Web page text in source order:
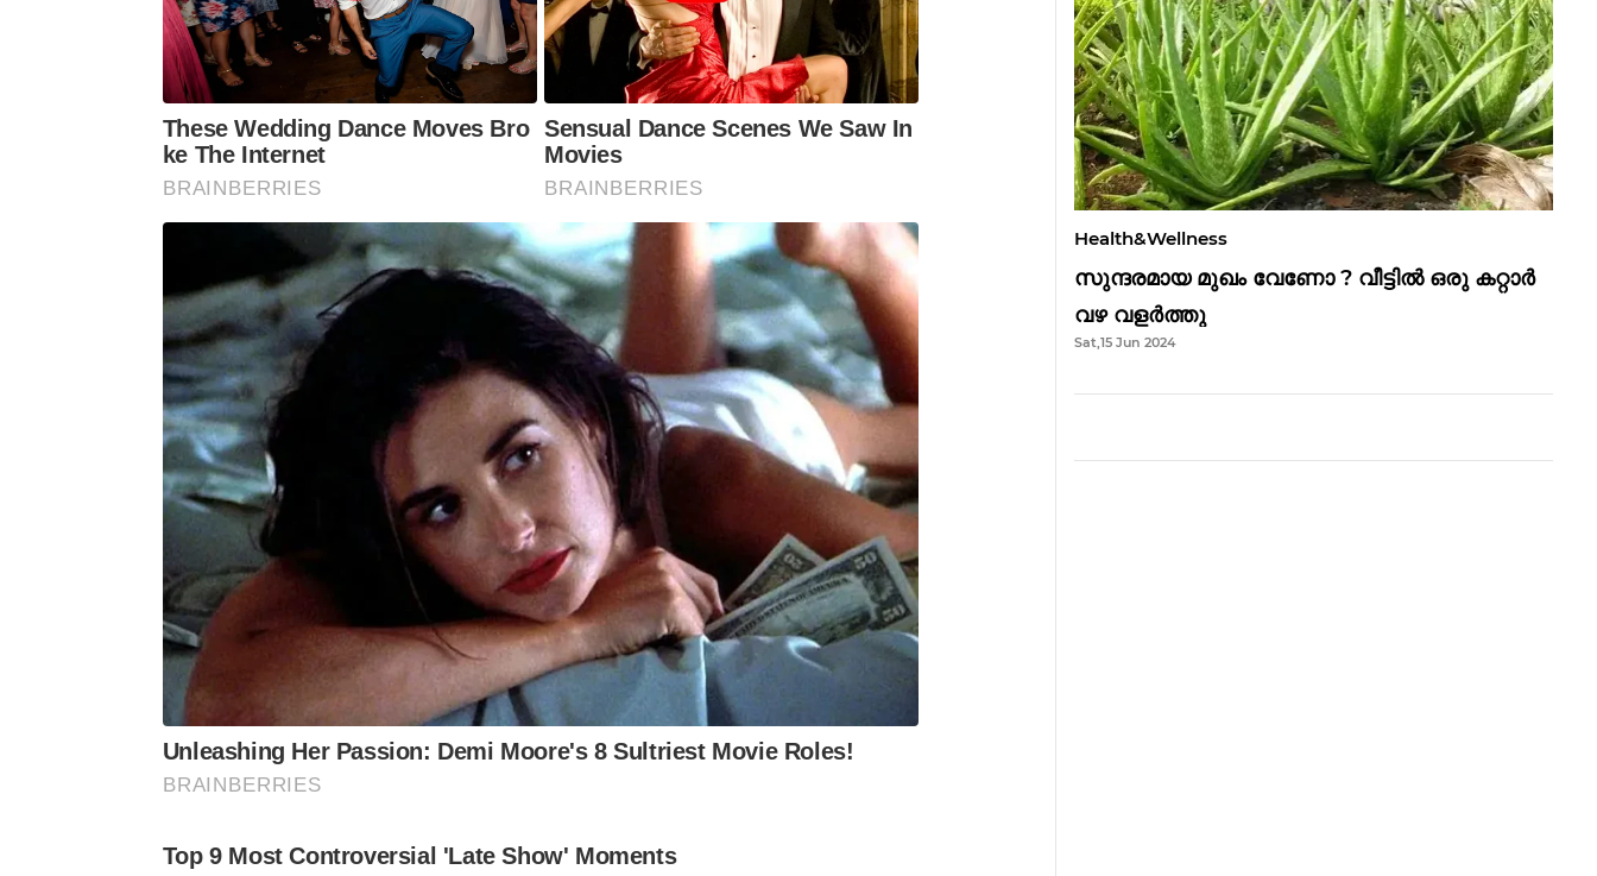
Health&Wellness
സുന്ദരമായ മുഖം വേണോ ? വീട്ടിൽ ഒരു കറ്റാർ
വഴ വളർത്തു
Sat,15 Jun 2024